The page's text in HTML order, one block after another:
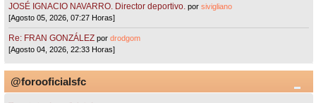
JOSÉ IGNACIO NAVARRO. Director deportivo. porsivigliano
[Agosto 05, 2026, 07:27 Horas]
Re: FRAN GONZÁLEZ pordrodgom
[Agosto 04, 2026, 22:33 Horas]
@forooficialsfc